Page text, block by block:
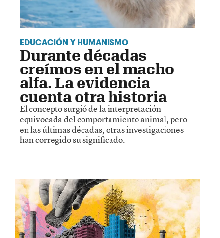
EDUCACIÓN Y HUMANISMO
Durante décadas
creímos en el macho
alfa. La evidencia
cuenta otra historia
El concepto surgió de la interpretación
equivocada del comportamiento animal, pero
en las últimas décadas, otras investigaciones
han corregido su significado.